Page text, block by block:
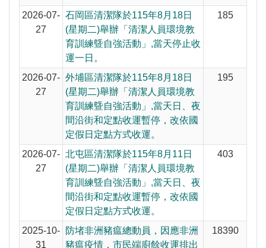
2026-07-
27
石岡區清潔隊於115年8月18日
(星期二)舉辦「清潔人員環境教
育訓練曁自強活動」,當天停止收
運一日。
185
2026-07-
27
外埔區清潔隊於115年8月18日
(星期二)舉辦「清潔人員環境教
育訓練曁自強活動」,當天日、夜
間沿街和定點收運暫停，改依國
定假日定點方式收運。
195
2026-07-
27
北屯區清潔隊於115年8月11日
(星期二)舉辦「清潔人員環境教
育訓練曁自強活動」,當天日、夜
間沿街和定點收運暫停，改依國
定假日定點方式收運。
403
2025-10-
31
防堵非洲豬瘟總動員，因應非洲
豬瘟疫情，市民端廚餘收運排出
18390